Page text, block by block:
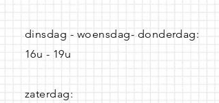
dinsdag - woensdag- donderdag:
16u - 19u
zaterdag: